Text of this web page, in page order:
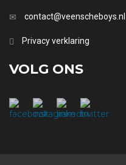
contact@veenscheboys.nl
Privacy verklaring
VOLG ONS